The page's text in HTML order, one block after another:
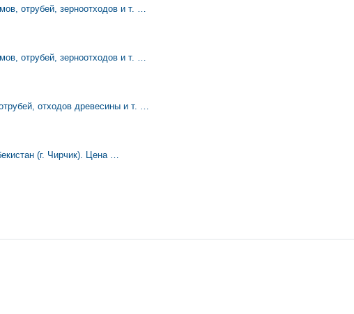
отрубей, зерноотходов и т. …
отрубей, зерноотходов и т. …
отходов древесины и т. …
(г. Чирчик). Цена …